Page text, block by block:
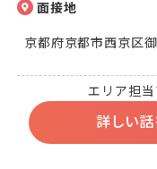
面接地
京都府京都市西京区
エリア担
詳しい話